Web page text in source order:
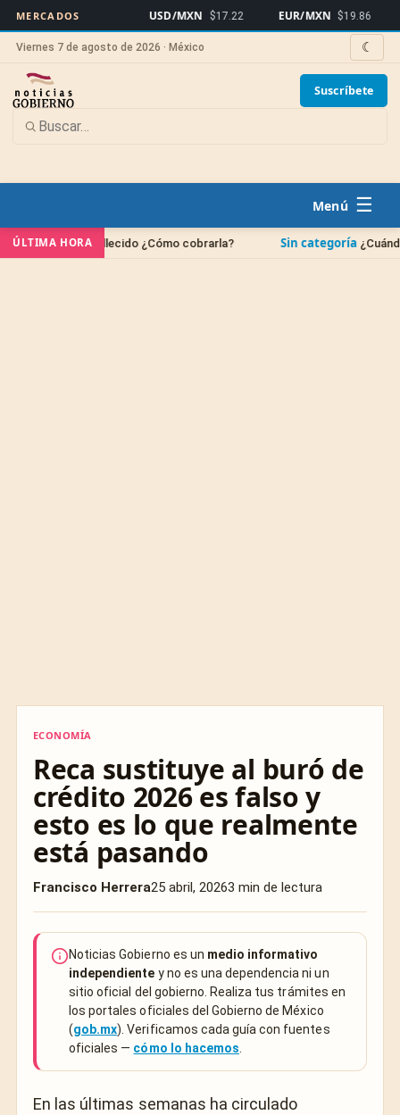
MERCADOS USD/MXN $17.22 EUR/MXN $19.86
Viernes 7 de agosto de 2026 · México ☾
Suscríbete
☰
ÚLTIMA HORA
fallecido ¿Cómo cobrarla? Sin categoría ¿Cuándo se borran
ECONOMÍA
Reca sustituye al buró de
crédito 2026 es falso y
esto es lo que realmente
está pasando
Francisco Herrera25 abril, 20263 min de lectura
Noticias Gobierno es un medio informativo
independiente y no es una dependencia ni un
sitio oficial del gobierno. Realiza tus trámites en
los portales oficiales del Gobierno de México
(gob.mx). Verificamos cada guía con fuentes
oficiales — cómo lo hacemos
En las últimas semanas ha circulado